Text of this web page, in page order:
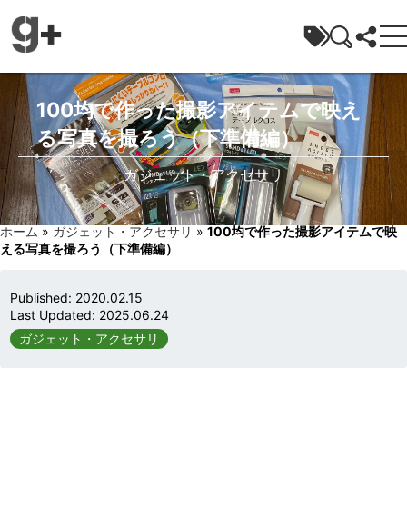
100均で作った撮影アイテムで映え
る写真を撮ろう（下準備編）
ガジェット・アクセサリ
ホーム » ガジェット・アクセサリ » 100均で作った撮影アイテムで映
える写真を撮ろう（下準備編）
Published: 2020.02.15
Last Updated: 2025.06.24
ガジェット・アクセサリ